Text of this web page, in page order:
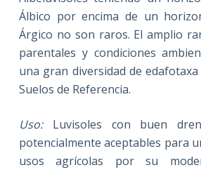
Álbico por encima de un
Árgico no son raros. El amplio
parentales y condiciones
una gran diversidad de
Suelos de Referencia.
Uso: Luvisoles con buen
potencialmente aceptables para
usos agrícolas por su